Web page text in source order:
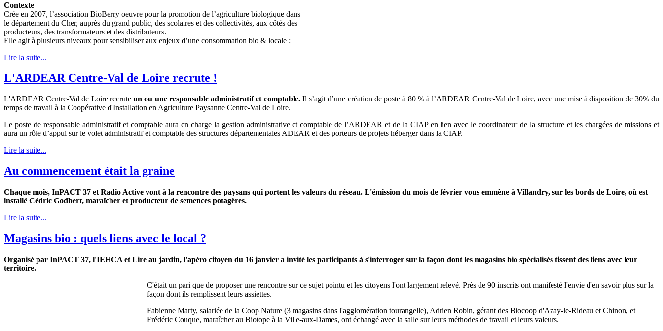
Contexte
Crée en 2007, l’association BioBerry oeuvre pour la promotion de l’agriculture biologique dans
le département du Cher, auprès du grand public, des scolaires et des collectivités, aux côtés des
producteurs, des transformateurs et des distributeurs.
Elle agit à plusieurs niveaux pour sensibiliser aux enjeux d’une consommation bio & locale :
Lire la suite...
L'ARDEAR Centre-Val de Loire recrute !
L'ARDEAR Centre-Val de Loire recruteun ou une responsable administratif et comptable.Il s’agit d’une création de poste à 80 % à l’ARDEAR Centre-Val de Loire, avec une mise à disposition de 30% du
temps de travail à la Coopérative d'Installation en Agriculture Paysanne Centre-Val de Loire.
Le poste de responsable administratif et comptable aura en charge la gestion administrative et comptable de l’ARDEAR et de la CIAP en lien avec le coordinateur de la structure et les chargées de missions et
aura un rôle d’appui sur le volet administratif et comptable des structures départementales ADEAR et des porteurs de projets héberger dans la CIAP.
Lire la suite...
Au commencement était la graine
Chaque mois, InPACT 37 et Radio Active vont à la rencontre des paysans qui portent les valeurs du réseau. L'émission du mois de février vous emmène à Villandry, sur les bords de Loire, où est
installé Cédric Godbert, maraîcher et producteur de semences potagères.
Lire la suite...
Magasins bio : quels liens avec le local ?
Organisé par InPACT 37, l'IEHCA et Lire au jardin, l'apéro citoyen du 16 janvier a invité les participants à s'interroger sur la façon dont les magasins bio spécialisés tissent des liens avec leur
territoire.
C'était un pari que de proposer une rencontre sur ce sujet pointu et les citoyens l'ont largement relevé. Près de 90 inscrits ont manifesté l'envie d'en savoir plus sur la
façon dont ils remplissent leurs assiettes.
Fabienne Marty, salariée de la Coop Nature (3 magasins dans l'agglomération tourangelle), Adrien Robin, gérant des Biocoop d'Azay-le-Rideau et Chinon, et
Frédéric Couque, maraîcher au Biotope à la Ville-aux-Dames, ont échangé avec la salle sur leurs méthodes de travail et leurs valeurs.